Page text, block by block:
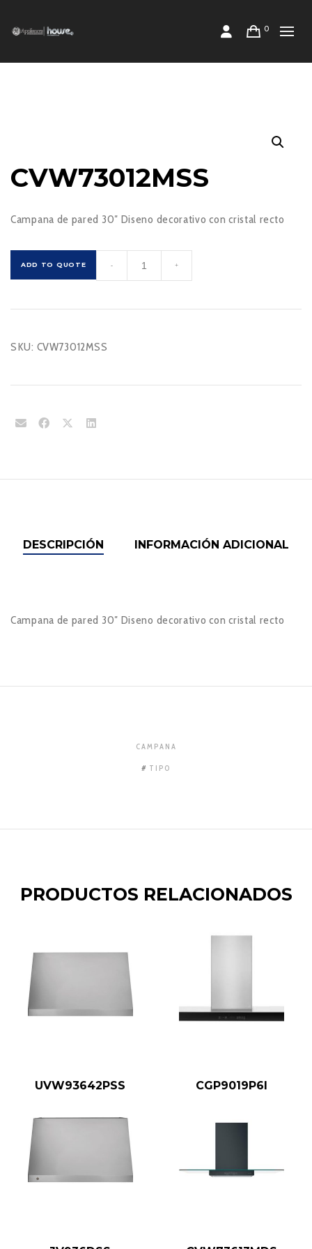
0
CVW73012MSS
Campana de pared 30″ Diseno decorativo con cristal recto
ADD TO QUOTE
cantidad
- +
SKU: CVW73012MSS
DESCRIPCIÓN INFORMACIÓN ADICIONAL
Campana de pared 30″ Diseno decorativo con cristal recto
CAMPANA
TIPO
PRODUCTOS RELACIONADOS
UVW93642PSS CGP9019P6I